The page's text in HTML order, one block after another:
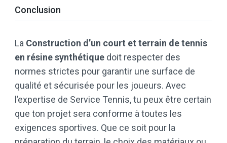
Conclusion
La Construction d’un court et terrain de tennis
en résine synthétique doit respecter des
normes strictes pour garantir une surface de
qualité et sécurisée pour les joueurs. Avec
l’expertise de Service Tennis, tu peux être certain
que ton projet sera conforme à toutes les
exigences sportives. Que ce soit pour la